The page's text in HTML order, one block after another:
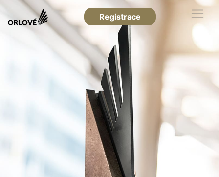
Registrace